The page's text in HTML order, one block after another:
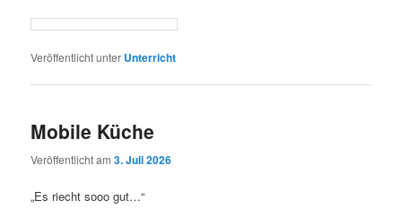
Veröffentlicht unter Unterricht
Mobile Küche
Veröffentlicht am3. Juli 2026
„Es riecht sooo gut…“